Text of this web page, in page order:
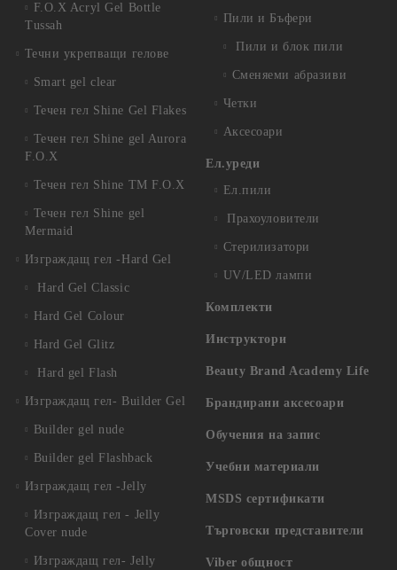
F.O.X Acryl Gel Bottle
Tussah
Течни укрепващи гелове
Smart gel clear
Течен гел Shine Gel Flakes
Течен гел Shine gel Aurora
F.O.X
Течен гел Shine TM F.O.X
Течен гел Shine gel
Mermaid
Изграждащ гел -Hard Gel
Hard Gel Classic
Hard Gel Colour
Hard Gel Glitz
Hard gel Flash
Изграждащ гел- Builder Gel
Builder gel nude
Builder gel Flashback
Изграждащ гел -Jelly
Изграждащ гел - Jelly
Cover nude
Изграждащ гел- Jelly
Пили и Бъфери
Пили и блок пили
Сменяеми абразиви
Четки
Аксесоари
Ел.уреди
Ел.пили
Прахоуловители
Стерилизатори
UV/LED лампи
Комплекти
Инструктори
Beauty Brand Academy Life
Брандирани аксесоари
Обучения на запис
Учебни материали
MSDS сертификати
Търговски представители
Viber общност